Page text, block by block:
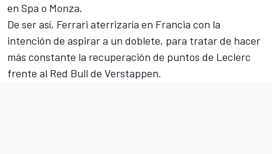
en Spa o Monza.
De ser así, Ferrari aterrizaría en Francia con la
intención de aspirar a un doblete, para tratar de hacer
más constante la recuperación de puntos de Leclerc
frente al Red Bull de Verstappen.